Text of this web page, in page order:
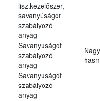
lisztkezelőszer,
savanyúságot
szabályozó
anyag
Savanyúságot
szabályozó
anyag
Savanyúságot
szabályozó
anyag